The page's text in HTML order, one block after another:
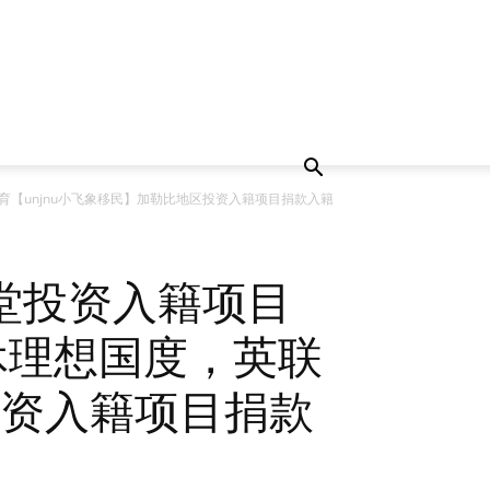
【unjnu小飞象移民】加勒比地区投资入籍项目捐款入籍
资入籍项目
想国度，英联
入籍项目捐款